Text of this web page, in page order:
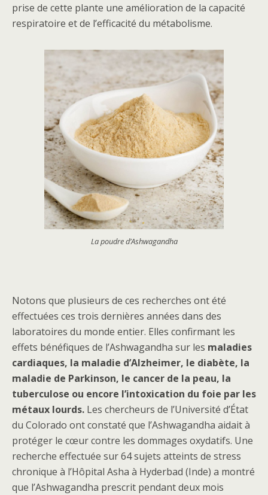
prise de cette plante une amélioration de la capacité
respiratoire et de l’efficacité du métabolisme.
La poudre d’Ashwagandha
Notons que plusieurs de ces recherches ont été
effectuées ces trois dernières années dans des
laboratoires du monde entier. Elles confirmant les
effets bénéfiques de l’Ashwagandha sur les maladies
cardiaques, la maladie d’Alzheimer, le diabète, la
maladie de Parkinson, le cancer de la peau, la
tuberculose ou encore l’intoxication du foie par les
métaux lourds. Les chercheurs de l’Université d’État
du Colorado ont constaté que l’Ashwagandha aidait à
protéger le cœur contre les dommages oxydatifs. Une
recherche effectuée sur 64 sujets atteints de stress
chronique à l’Hôpital Asha à Hyderbad (Inde) a montré
que l’Ashwagandha prescrit pendant deux mois